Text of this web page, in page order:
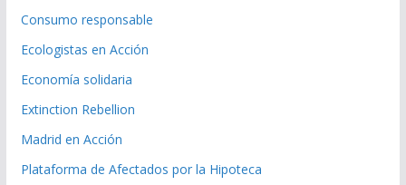
Consumo responsable
Ecologistas en Acción
Economía solidaria
Extinction Rebellion
Madrid en Acción
Plataforma de Afectados por la Hipoteca